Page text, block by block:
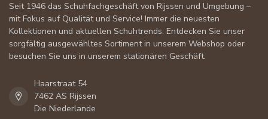
Seit 1946 das Schuhfachgeschäft von Rijssen und Umgebung –
mit Fokus auf Qualität und Service! Immer die neuesten
Kollektionen und aktuellen Schuhtrends. Entdecken Sie unser
sorgfältig ausgewähltes Sortiment in unserem Webshop oder
besuchen Sie uns in unserem stationären Geschäft.
Haarstraat 54
7462 AS Rijssen
Die Niederlande